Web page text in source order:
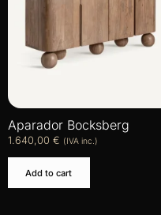
Aparador Bocksberg
1.640,00 € (IVA inc.)
Add to cart